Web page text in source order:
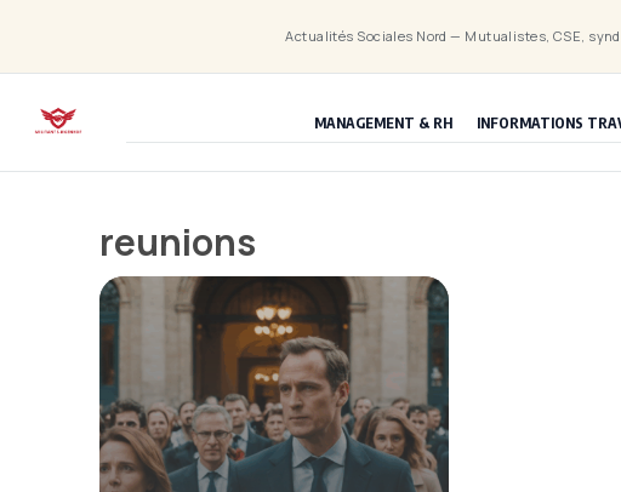
contenu
Actualités Sociales Nord — Mutualistes, CSE,
MANAGEMENT & RH INFORMATIONS
reunions